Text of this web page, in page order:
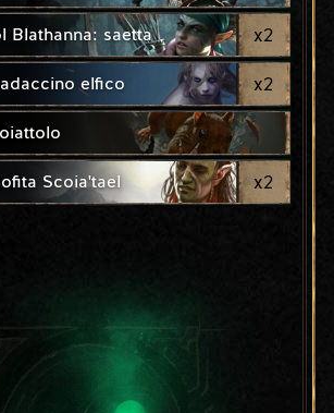
Blathanna: saetta x2
elfico x2
Scoia'tael x2